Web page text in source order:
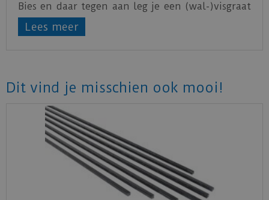
Bies en daar tegen aan leg je een (wal-)visgraat
vloer. Dit zorgt voor een mooie en moderne
uitstraling.
Lees meer
Dit vind je misschien ook mooi!